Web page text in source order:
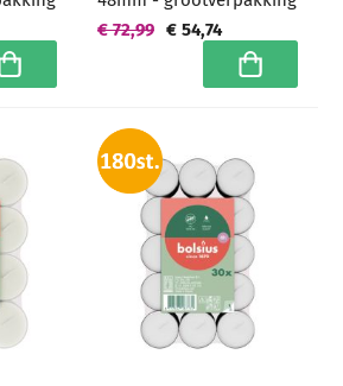
winkelwagen
€ 54,74
€ 72,99
In